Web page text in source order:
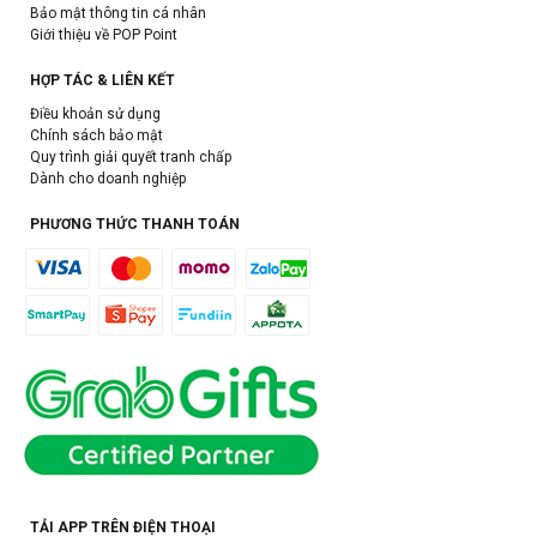
Bảo mật thông tin cá nhân
Giới thiệu về POP Point
HỢP TÁC & LIÊN KẾT
Điều khoản sử dụng
Chính sách bảo mật
Quy trình giải quyết tranh chấp
Dành cho doanh nghiệp
PHƯƠNG THỨC THANH TOÁN
TẢI APP TRÊN ĐIỆN THOẠI